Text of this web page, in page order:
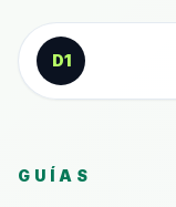
Saltar al contenido
D1
GUÍAS